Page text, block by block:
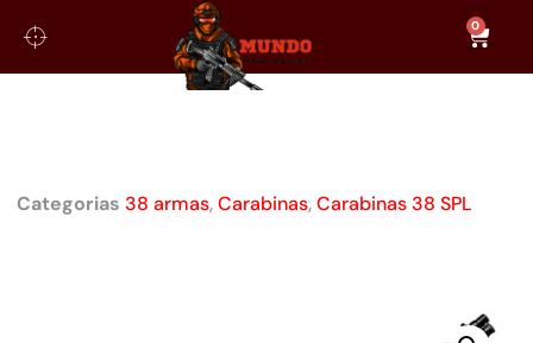
0
Categorias 38 armas,Carabinas,Carabinas 38 SPL